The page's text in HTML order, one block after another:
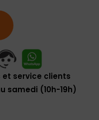
et service clients
samedi (10h-19h)